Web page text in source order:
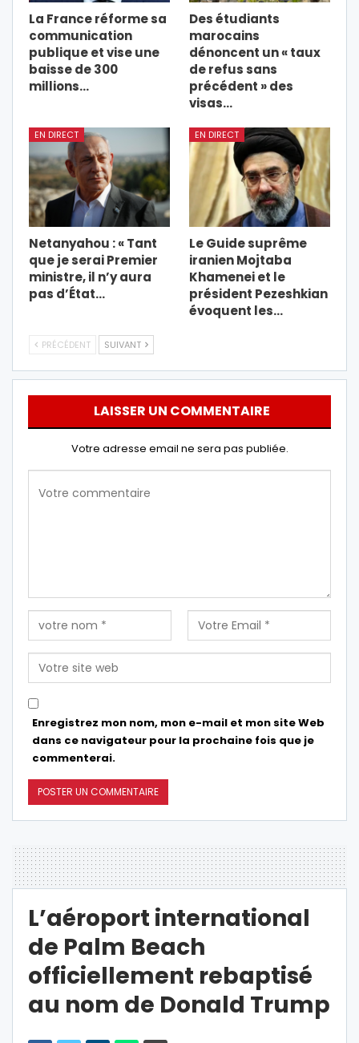
La France réforme sa
communication
publique et vise une
baisse de 300
millions…
Des étudiants
marocains
dénoncent un « taux
de refus sans
précédent » des
visas…
EN DIRECT
Netanyahou : « Tant
que je serai Premier
ministre, il n’y aura
pas d’État…
EN DIRECT
Le Guide suprême
iranien Mojtaba
Khamenei et le
président Pezeshkian
évoquent les…
PRÉCÉDENT SUIVANT
LAISSER UN COMMENTAIRE
Votre adresse email ne sera pas publiée.
Enregistrez mon nom, mon e-mail et mon site Web
dans ce navigateur pour la prochaine fois que je
commenterai.
L’aéroport international
de Palm Beach
officiellement rebaptisé
au nom de Donald Trump